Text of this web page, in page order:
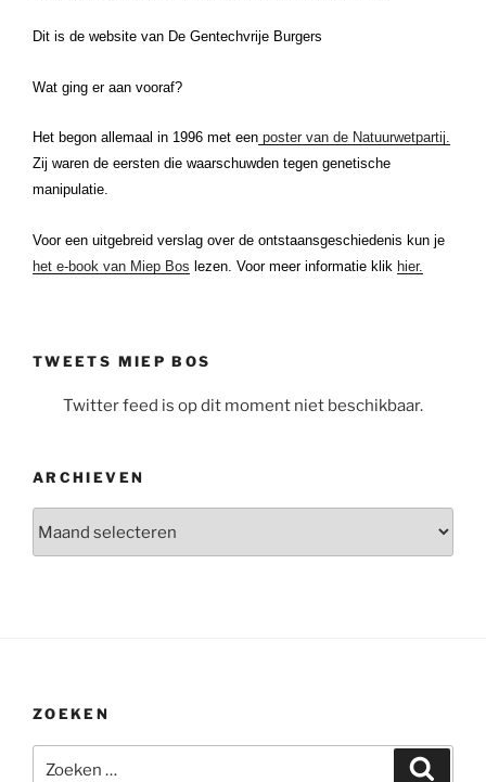
Dit is de website van De Gentechvrije Burgers
Wat ging er aan vooraf?
Het begon allemaal in 1996 met een poster van de Natuurwetpartij.
Zij waren de eersten die waarschuwden tegen genetische
manipulatie.
Voor een uitgebreid verslag over de ontstaansgeschiedenis kun je
het e-book van Miep Bos lezen. Voor meer informatie klik hier.
TWEETS MIEP BOS
Twitter feed is op dit moment niet beschikbaar.
ARCHIEVEN
ZOEKEN